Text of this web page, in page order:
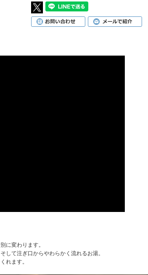
に変わります。
して注ぎ口からやわらかく流れるお湯。
れます。